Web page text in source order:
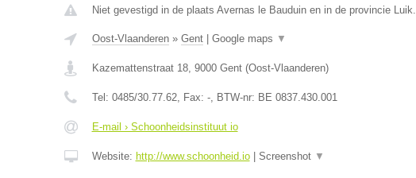
Niet gevestigd in de plaats Avernas le Bauduin en in de provincie Luik.
Oost-Vlaanderen» Gent| Google maps ▼
Kazemattenstraat 18, 9000 Gent(Oost-Vlaanderen)
Tel: 0485/30.77.62, Fax: -, BTW-nr: BE 0837.430.001
E-mail › Schoonheidsinstituut io
Website: http://www.schoonheid.io| Screenshot ▼